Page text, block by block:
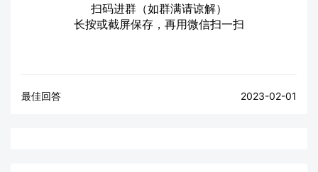
扫码进群（如群满请谅解）
长按或截屏保存，再用微信扫一扫
最佳回答 2023-02-01